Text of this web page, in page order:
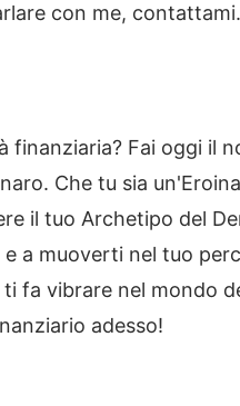
con me, contattami.
finanziaria? Fai oggi il
Che tu sia
il tuo Archetipo del
a muoverti nel tuo
fa vibrare nel mondo
adesso!